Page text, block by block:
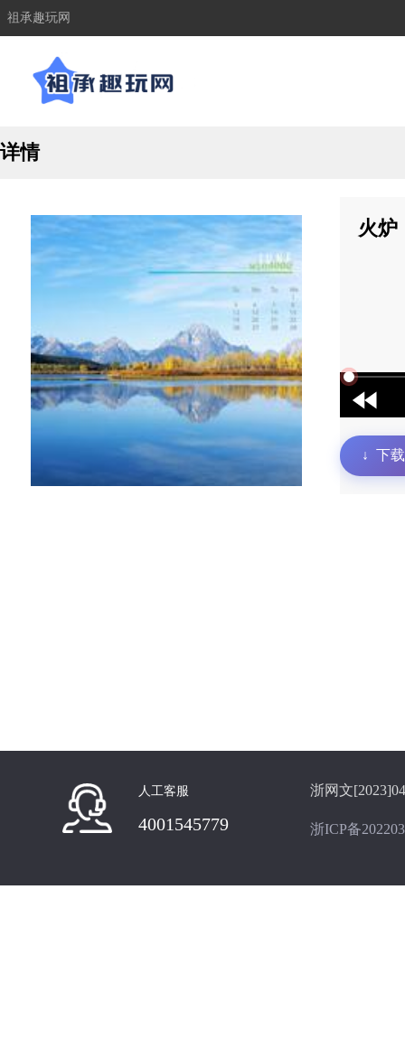
祖承趣玩网
详情
火炉
↓ 下
人工客服
4001545779
浙网文
浙ICP备